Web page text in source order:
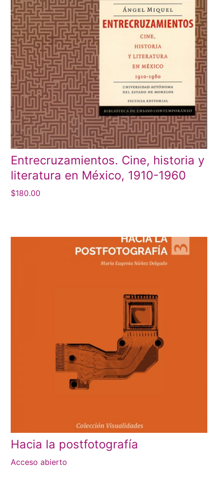
Entrecruzamientos. Cine, historia y
literatura en México, 1910-1960
$180.00
Hacia la postfotografía
Acceso abierto